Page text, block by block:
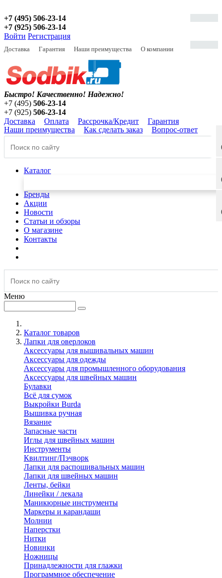
+7 (495) 506-23-14
+7 (925) 506-23-14
Войти Регистрация
Доставка Гарантия Наши преимущества О компании
Быстро! Качественно! Надежно!
+7 (495) 506-23-14
+7 (925) 506-23-14
Доставка
Оплата Рассрочка/Кредит
Гарантия
Наши преимущества
Как сделать заказ Вопрос-ответ
Каталог
Бренды
Акции
Новости
Статьи и обзоры
О магазине
Контакты
Меню
Каталог товаров
Лапки для оверлоков
Аксессуары для вышивальных машин
Аксессуары для одежды
Аксессуары для промышленного оборудования
Аксессуары для швейных машин
Булавки
Всё для сумок
Выкройки Burda
Вышивка ручная
Вязание
Запасные части
Иглы для швейных машин
Инструменты
Квилтинг/Пэчворк
Лапки для распошивальных машин
Лапки для швейных машин
Ленты, бейки
Линейки / лекала
Маникюрные инструменты
Маркеры и карандаши
Молнии
Наперстки
Нитки
Новинки
Ножницы
Принадлежности для глажки
Программное обеспечение